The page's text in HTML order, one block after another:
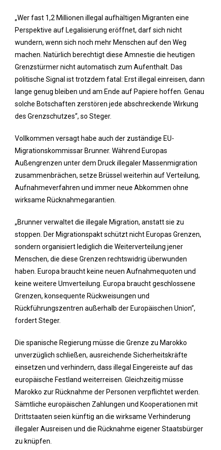
„Wer fast 1,2 Millionen illegal aufhältigen Migranten eine
Perspektive auf Legalisierung eröffnet, darf sich nicht
wundern, wenn sich noch mehr Menschen auf den Weg
machen. Natürlich berechtigt diese Amnestie die heutigen
Grenzstürmer nicht automatisch zum Aufenthalt. Das
politische Signal ist trotzdem fatal: Erst illegal einreisen, dann
lange genug bleiben und am Ende auf Papiere hoffen. Genau
solche Botschaften zerstören jede abschreckende Wirkung
des Grenzschutzes“, so Steger.
Vollkommen versagt habe auch der zuständige EU-
Migrationskommissar Brunner. Während Europas
Außengrenzen unter dem Druck illegaler Massenmigration
zusammenbrächen, setze Brüssel weiterhin auf Verteilung,
Aufnahmeverfahren und immer neue Abkommen ohne
wirksame Rücknahmegarantien.
„Brunner verwaltet die illegale Migration, anstatt sie zu
stoppen. Der Migrationspakt schützt nicht Europas Grenzen,
sondern organisiert lediglich die Weiterverteilung jener
Menschen, die diese Grenzen rechtswidrig überwunden
haben. Europa braucht keine neuen Aufnahmequoten und
keine weitere Umverteilung. Europa braucht geschlossene
Grenzen, konsequente Rückweisungen und
Rückführungszentren außerhalb der Europäischen Union“,
fordert Steger.
Die spanische Regierung müsse die Grenze zu Marokko
unverzüglich schließen, ausreichende Sicherheitskräfte
einsetzen und verhindern, dass illegal Eingereiste auf das
europäische Festland weiterreisen. Gleichzeitig müsse
Marokko zur Rücknahme der Personen verpflichtet werden.
Sämtliche europäischen Zahlungen und Kooperationen mit
Drittstaaten seien künftig an die wirksame Verhinderung
illegaler Ausreisen und die Rücknahme eigener Staatsbürger
zu knüpfen.